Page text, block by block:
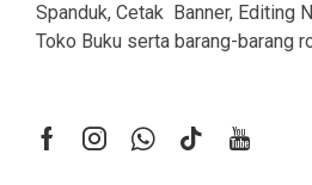
Spanduk, Cetak Banner, Editing
Toko Buku serta barang-barang